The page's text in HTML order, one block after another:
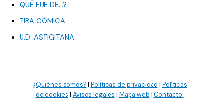
QUÉ FUE DE…?
TIRA CÓMICA
U.D. ASTIGITANA
¿Quiénes somos? | Políticas de privacidad | Políticas
de cookies | Avisos legales | Mapa web | Contacto